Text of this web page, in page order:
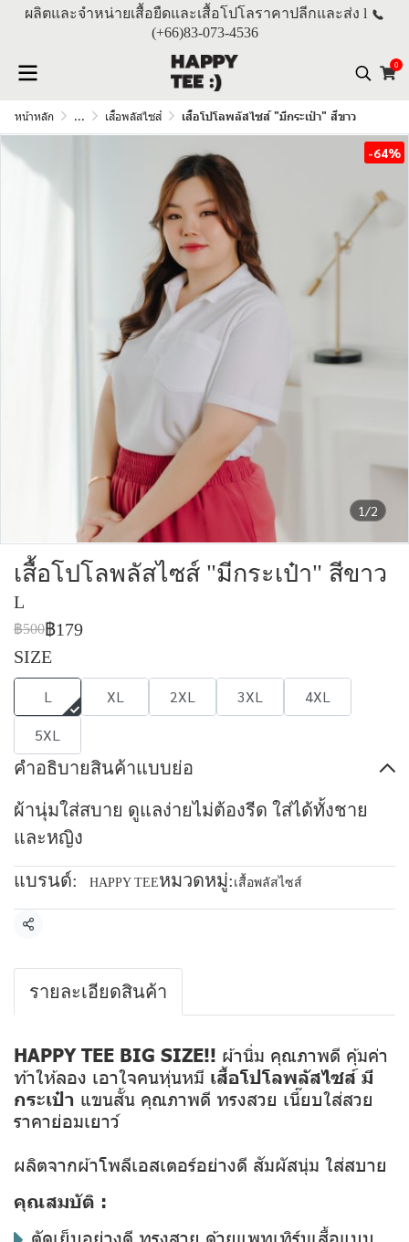
ผลิตและจำหน่ายเสื้อยืดและเสื้อโปโลราคาปลีกและส่ง l
(+66)83-073-4536
0
หน้าหลัก ... เสื้อพลัสไซส์ เสื้อโปโลพลัสไซส์ "มีกระเป๋า" สีขาว
1/2
-64%
เสื้อโปโลพลัสไซส์ "มีกระเป๋า" สีขาว
L
฿500฿179
SIZE
L XL 2XL 3XL
4XL
5XL
คำอธิบายสินค้าแบบย่อ
ผ้านุ่มใส่สบาย ดูแลง่ายไม่ต้องรีด ใส่ได้ทั้งชาย
และหญิง
แบรนด์: HAPPY TEEหมวดหมู่: เสื้อพลัสไซส์
แชร์
รายละเอียดสินค้า
HAPPY TEE BIG SIZE!! ผ้านิ่ม คุณภาพดี คุ้มค่า
ท้าให้ลอง เอาใจคนหุ่นหมี เสื้อโปโลพลัสไซส์ มี
กระเป๋า แขนสั้น คุณภาพดี ทรงสวย เนี๊ยบใส่สวย
ราคาย่อมเยาว์
ผลิตจากผ้าโพลีเอสเตอร์อย่างดี สัมผัสนุ่ม ใส่สบาย
คุณสมบัติ :
ตัดเย็บอย่างดี ทรงสวย ด้วยแพทเทิร์นเสื้อแบบ